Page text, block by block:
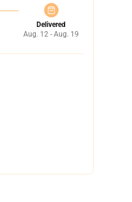
Delivered
Aug. 12 - Aug. 19